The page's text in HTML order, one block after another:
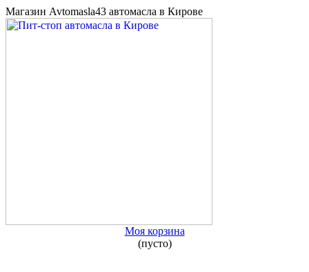
Магазин Avtomasla43 автомасла в Кирове
Моя корзина
(пусто)